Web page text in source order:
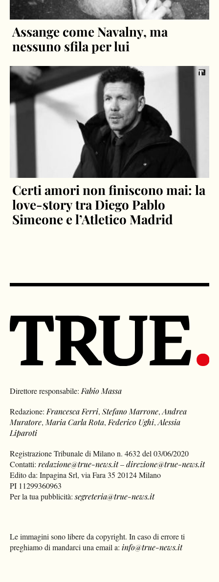
Assange come Navalny, ma
nessuno sfila per lui
Certi amori non finiscono mai: la
love-story tra Diego Pablo
Simeone e l’Atletico Madrid
Direttore responsabile: Fabio Massa
Redazione: Francesca Ferri,Stefano Marrone,Andrea
Muratore, Maria Carla Rota, Federico Ughi,Alessia
Liparoti
Registrazione Tribunale di Milano n. 4632 del 03/06/2020
Contatti:redazione@true-news.it–direzione@true-news.it
Edito da: Inpagina Srl, via Fara 35 20124 Milano
PI 11299360963
Per la tua pubblicità:segreteria@true-news.it
Le immagini sono libere da copyright. In caso di errore ti
preghiamo di mandarci una email a: info@true-news.it